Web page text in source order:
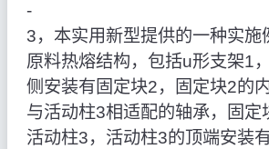
‑
3，本实用新型提供的一种实施
原料热熔结构，包括u形支架1
侧安装有固定块2，固定块2的
与活动柱3相适配的轴承，固定
活动柱3，活动柱3的顶端安装